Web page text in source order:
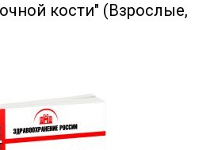
кости" (Взрослые,